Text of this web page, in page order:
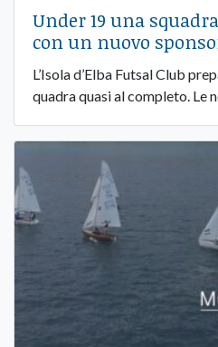
Under 19 una
con un nuovo
L’Isola d’Elba Futsal Club
quadra quasi al completo. Le